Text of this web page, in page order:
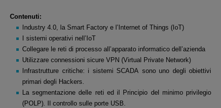
Contenuti:
Industry 4.0, la Smart Factory e l’Internet of Things (IoT)
I sistemi operativi nell’IoT
Collegare le reti di processo all’apparato informatico dell’azienda
Utilizzare connessioni sicure VPN (Virtual Private Network)
Infrastrutture critiche: i sistemi SCADA sono uno degli obiettivi
primari degli Hackers.
La segmentazione delle reti ed il Principio del minimo privilegio
(POLP). Il controllo sulle porte USB.